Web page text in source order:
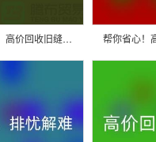
别让宝贝闲置了！高价回收旧缝纫机，轻松变废为宝